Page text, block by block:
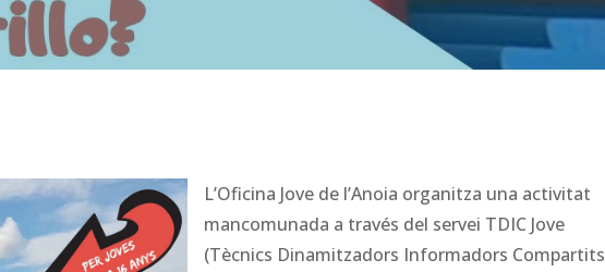
L’Oficina Jove de l’Anoia organitza una activitat
mancomunada a través del servei TDIC Jove
(Tècnics Dinamitzadors Informadors Compartits